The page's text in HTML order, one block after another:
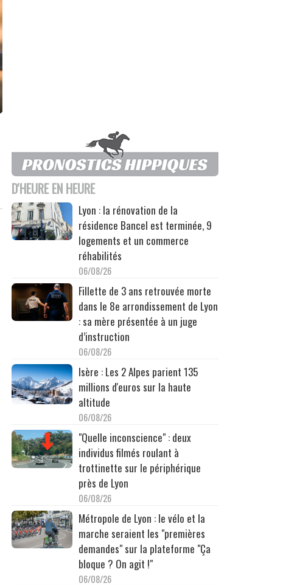
D'HEURE EN HEURE
Lyon : la rénovation de la
résidence Bancel est terminée, 9
logements et un commerce
réhabilités
06/08/26
Fillette de 3 ans retrouvée morte
dans le 8e arrondissement de Lyon
: sa mère présentée à un juge
d’instruction
06/08/26
Isère : Les 2 Alpes parient 135
millions d'euros sur la haute
altitude
06/08/26
"Quelle inconscience" : deux
individus filmés roulant à
trottinette sur le périphérique
près de Lyon
06/08/26
Métropole de Lyon : le vélo et la
marche seraient les "premières
demandes" sur la plateforme "Ça
bloque ? On agit !"
06/08/26